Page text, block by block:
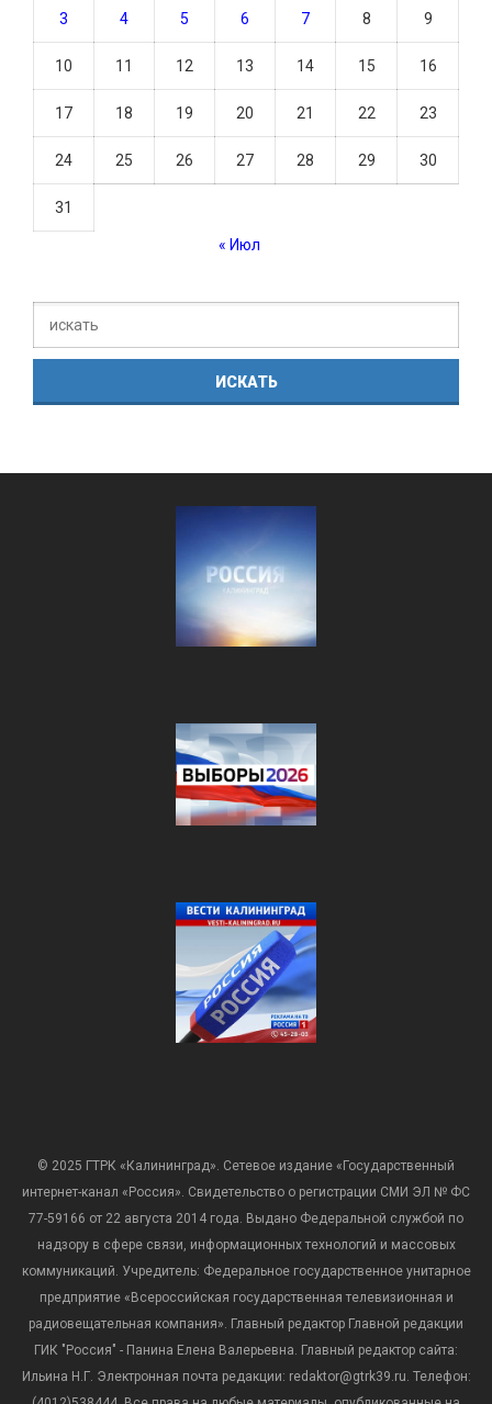
3 4 5 6 7 8 9
10 11 12 13 14 15 16
17 18 19 20 21 22 23
24 25 26 27 28 29 30
31
« Июл
© 2025 ГТРК «Калининград». Сетевое издание «Государственный
интернет-канал «Россия». Свидетельство о регистрации СМИ ЭЛ № ФС
77-59166 от 22 августа 2014 года. Выдано Федеральной службой по
надзору в сфере связи, информационных технологий и массовых
коммуникаций. Учредитель: Федеральное государственное унитарное
предприятие «Всероссийская государственная телевизионная и
радиовещательная компания». Главный редактор Главной редакции
ГИК "Россия" - Панина Елена Валерьевна. Главный редактор сайта:
Ильина Н.Г. Электронная почта редакции: redaktor@gtrk39.ru. Телефон: